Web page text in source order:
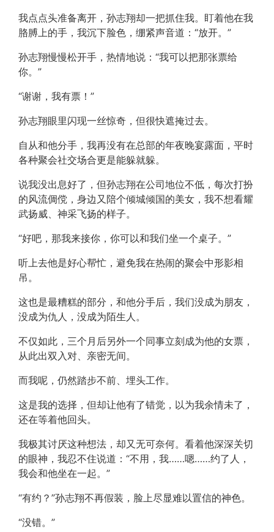
我点点头准备离开，孙志翔却一把抓住我。盯着他在我
胳膊上的手，我沉下脸色，绷紧声音道：“放开。”
孙志翔慢慢松开手，热情地说：“我可以把那张票给
你。”
“谢谢，我有票！”
孙志翔眼里闪现一丝惊奇，但很快遮掩过去。
自从和他分手，我再没有在总部的年夜晚宴露面，平时
各种聚会社交场合更是能躲就躲。
说我没出息好了，但孙志翔在公司地位不低，每次打扮
的风流倜傥，身边又陪个倾城倾国的美女，我不想看耀
武扬威、神采飞扬的样子。
“好吧，那我来接你，你可以和我们坐一个桌子。”
听上去他是好心帮忙，避免我在热闹的聚会中形影相
吊。
这也是最糟糕的部分，和他分手后，我们没成为朋友，
没成为仇人，没成为陌生人。
不仅如此，三个月后另外一个同事立刻成为他的女票，
从此出双入对、亲密无间。
而我呢，仍然踏步不前、埋头工作。
这是我的选择，但却让他有了错觉，以为我余情未了，
还在等着他回头。
我极其讨厌这种想法，却又无可奈何。看着他深深关切
的眼神，我忍不住说道：“不用，我……嗯……约了人，
我会和他坐在一起。”
“有约？”孙志翔不再假装，脸上尽显难以置信的神色。
“没错。”